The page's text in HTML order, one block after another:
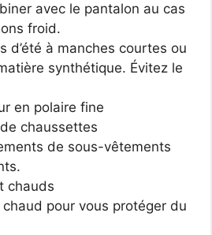
avec le pantalon au cas
froid.
d’été à manches courtes ou
synthétique. Évitez le
en polaire fine
chaussettes
de sous-vêtements
chauds
pour vous protéger du